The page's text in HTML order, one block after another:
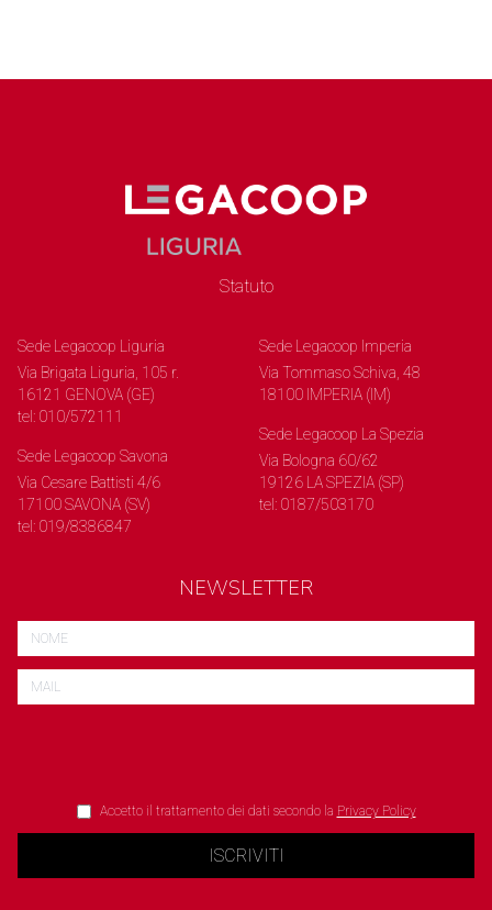
Statuto
Sede Legacoop Liguria
Via Brigata Liguria, 105 r.
16121 GENOVA (GE)
tel: 010/572111
Sede Legacoop Savona
Via Cesare Battisti 4/6
17100 SAVONA (SV)
tel: 019/8386847
Sede Legacoop Imperia
Via Tommaso Schiva, 48
18100 IMPERIA (IM)
Sede Legacoop La Spezia
Via Bologna 60/62
19126 LA SPEZIA (SP)
tel: 0187/503170
NEWSLETTER
Accetto il trattamento dei dati secondo la Privacy Policy
ISCRIVITI